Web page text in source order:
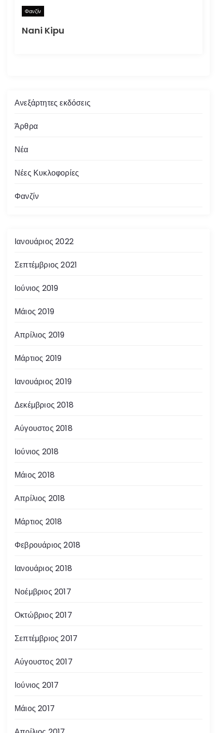
Φανζίν
Nani Kipu
Ανεξάρτητες εκδόσεις
Άρθρα
Νέα
Νέες Κυκλοφορίες
Φανζίν
Ιανουάριος 2022
Σεπτέμβριος 2021
Ιούνιος 2019
Μάιος 2019
Απρίλιος 2019
Μάρτιος 2019
Ιανουάριος 2019
Δεκέμβριος 2018
Αύγουστος 2018
Ιούνιος 2018
Μάιος 2018
Απρίλιος 2018
Μάρτιος 2018
Φεβρουάριος 2018
Ιανουάριος 2018
Νοέμβριος 2017
Οκτώβριος 2017
Σεπτέμβριος 2017
Αύγουστος 2017
Ιούνιος 2017
Μάιος 2017